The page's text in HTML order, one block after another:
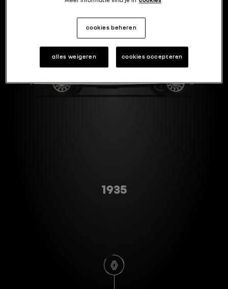
Type A
1935
cookies beheren
alles weigeren cookies accepteren